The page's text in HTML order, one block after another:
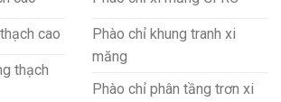
cao
thạch
Phào chỉ khung tranh xi
măng
Phào chỉ phân tầng trơn xi